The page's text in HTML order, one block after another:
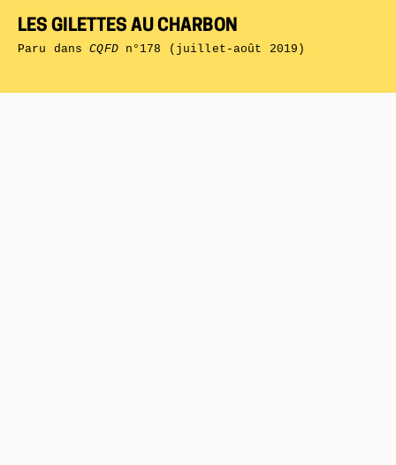
LES GILETTES AU CHARBON
Paru dansCQFDn°178 (juillet-août 2019)